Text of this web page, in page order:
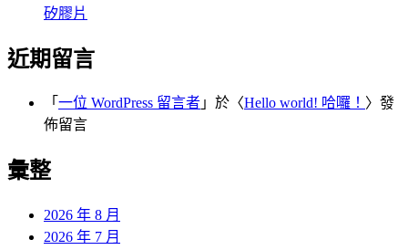
矽膠片
近期留言
「 一位 WordPress 留言者 」於〈Hello world! 哈囉！ 〉發
佈留言
彙整
2026 年 8 月
2026 年 7 月